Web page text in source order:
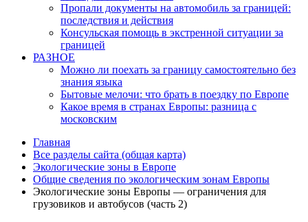
Пропали документы на автомобиль за границей:
последствия и действия
Консульская помощь в экстренной ситуации за
границей
РАЗНОЕ
Можно ли поехать за границу самостоятельно без
знания языка
Бытовые мелочи: что брать в поездку по Европе
Какое время в странах Европы: разница с
московским
Главная
Все разделы сайта (общая карта)
Экологические зоны в Европе
Общие сведения по экологическим зонам Европы
Экологические зоны Европы — ограничения для
грузовиков и автобусов (часть 2)